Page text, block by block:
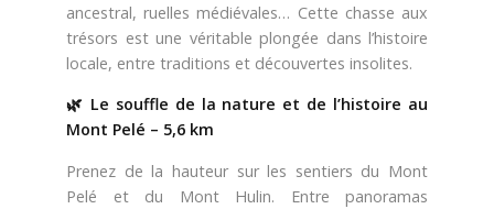
Plein air
ancestral, ruelles médiévales… Cette chasse aux
trésors est une véritable plongée dans l’histoire
locale, entre traditions et découvertes insolites.
🌿 Le souffle de la nature et de l’histoire au
Mont Pelé – 5,6 km
Prenez de la hauteur sur les sentiers du Mont
Pelé et du Mont Hulin. Entre panoramas